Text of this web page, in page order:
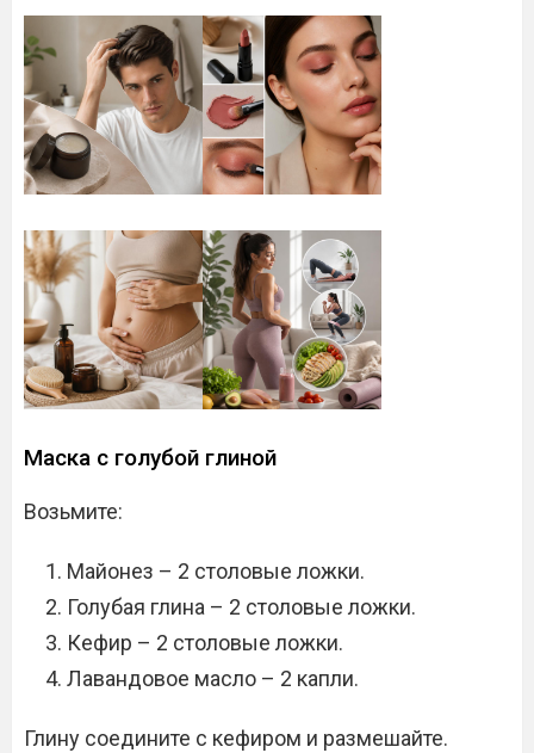
Маска с голубой глиной
Возьмите:
Майонез – 2 столовые ложки.
Голубая глина – 2 столовые ложки.
Кефир – 2 столовые ложки.
Лавандовое масло – 2 капли.
Глину соедините с кефиром и размешайте.